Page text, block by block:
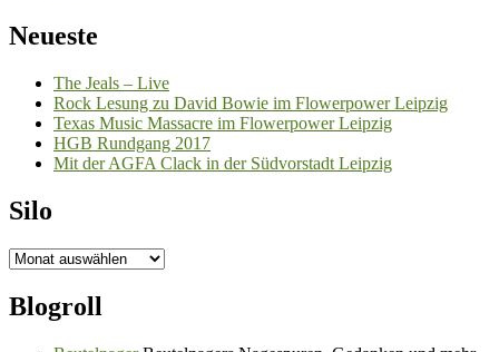
Neueste
The Jeals – Live
Rock Lesung zu David Bowie im Flowerpower Leipzig
Texas Music Massacre im Flowerpower Leipzig
HGB Rundgang 2017
Mit der AGFA Clack in der Südvorstadt Leipzig
Silo
Silo
Blogroll